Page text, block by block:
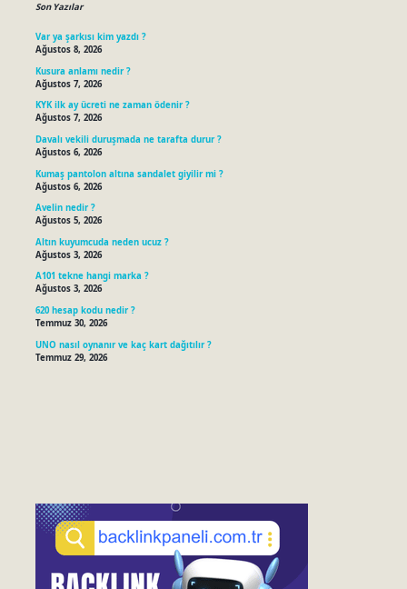
Son Yazılar
Var ya şarkısı kim yazdı ?
Ağustos 8, 2026
Kusura anlamı nedir ?
Ağustos 7, 2026
KYK ilk ay ücreti ne zaman ödenir ?
Ağustos 7, 2026
Davalı vekili duruşmada ne tarafta durur ?
Ağustos 6, 2026
Kumaş pantolon altına sandalet giyilir mi ?
Ağustos 6, 2026
Avelin nedir ?
Ağustos 5, 2026
Altın kuyumcuda neden ucuz ?
Ağustos 3, 2026
A101 tekne hangi marka ?
Ağustos 3, 2026
620 hesap kodu nedir ?
Temmuz 30, 2026
UNO nasıl oynanır ve kaç kart dağıtılır ?
Temmuz 29, 2026